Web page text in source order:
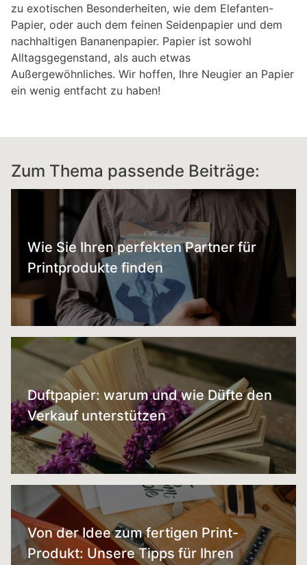
zu exotischen Besonderheiten, wie dem Elefanten-
Papier, oder auch dem feinen Seidenpapier und dem
nachhaltigen Bananenpapier. Papier ist sowohl
Alltagsgegenstand, als auch etwas
Außergewöhnliches. Wir hoffen, Ihre Neugier an Papier
ein wenig entfacht zu haben!
Zum Thema passende Beiträge:
Wie Sie Ihren perfekten Partner für
Printprodukte finden
Duftpapier: warum und wie Düfte den
Verkauf unterstützen
Von der Idee zum fertigen Print-
Produkt: Unsere Tipps für Ihren